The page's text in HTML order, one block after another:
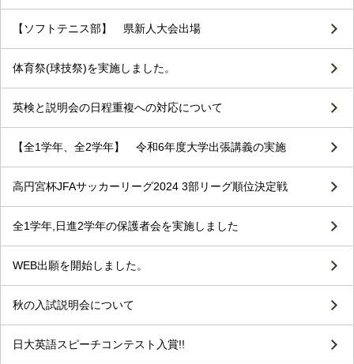
【ソフトテニス部】 県新人大会出場
体育祭(球技祭)を実施しました。
英検と説明会の日程重複への対応について
【全1学年、全2学年】 令和6年度大学出張講義の実施
高円宮杯JFAサッカーリーグ2024 3部リーグ順位決定戦
全1学年,日進2学年の保護者会を実施しました
WEB出願を開始しました。
秋の入試説明会について
日大英語スピーチコンテスト入賞!!